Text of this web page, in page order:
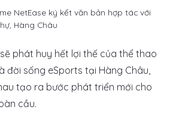
NetEase ký kết văn bản hợp tác với
Hàng Châu
phát huy hết lợi thế của thể thao
đời sống eSports tại Hàng Châu,
tạo ra bước phát triển mới cho
cầu.